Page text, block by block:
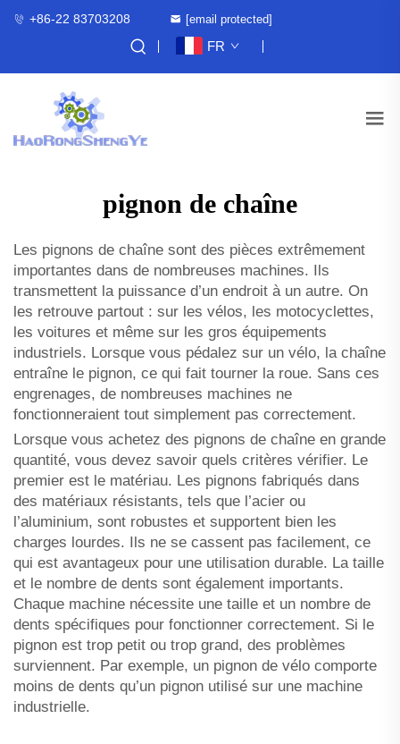
+86-22 83703208 [email protected]
FR
pignon de chaîne
Les pignons de chaîne sont des pièces extrêmement
importantes dans de nombreuses machines. Ils
transmettent la puissance d’un endroit à un autre. On
les retrouve partout : sur les vélos, les motocyclettes,
les voitures et même sur les gros équipements
industriels. Lorsque vous pédalez sur un vélo, la chaîne
entraîne le pignon, ce qui fait tourner la roue. Sans ces
engrenages, de nombreuses machines ne
fonctionneraient tout simplement pas correctement.
Lorsque vous achetez des pignons de chaîne en grande
quantité, vous devez savoir quels critères vérifier. Le
premier est le matériau. Les pignons fabriqués dans
des matériaux résistants, tels que l’acier ou
l’aluminium, sont robustes et supportent bien les
charges lourdes. Ils ne se cassent pas facilement, ce
qui est avantageux pour une utilisation durable. La taille
et le nombre de dents sont également importants.
Chaque machine nécessite une taille et un nombre de
dents spécifiques pour fonctionner correctement. Si le
pignon est trop petit ou trop grand, des problèmes
surviennent. Par exemple, un pignon de vélo comporte
moins de dents qu’un pignon utilisé sur une machine
industrielle.